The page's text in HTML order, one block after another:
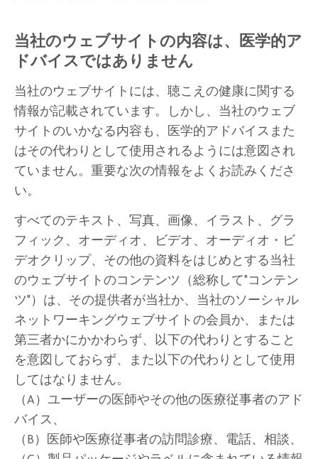
当社のウェブサイトの内容は、医学的ア
ドバイスではありません
当社のウェブサイトには、聴こえの健康に関する
情報が記載されています。しかし、当社のウェブ
サイトのいかなる内容も、医学的アドバイスまた
はその代わりとして使用されるようには意図され
ていません。重要な次の情報をよくお読みくださ
い。
すべてのテキスト、写真、画像、イラスト、グラ
フィック、オーディオ、ビデオ、オーディオ・ビ
デオクリップ、その他の資料をはじめとする当社
のウェブサイトのコンテンツ（総称して"コンテン
ツ"）は、その提供者が当社か、当社のソーシャル
ネットワーキングウェブサイトの会員か、または
第三者かにかかわらず、以下の代わりとすること
を意図しておらず、また以下の代わりとして使用
してはなりません。
（A）ユーザーの医師やその他の医療従事者のアド
バイス、
（B）医師や医療従事者の訪問診療、電話、相談、